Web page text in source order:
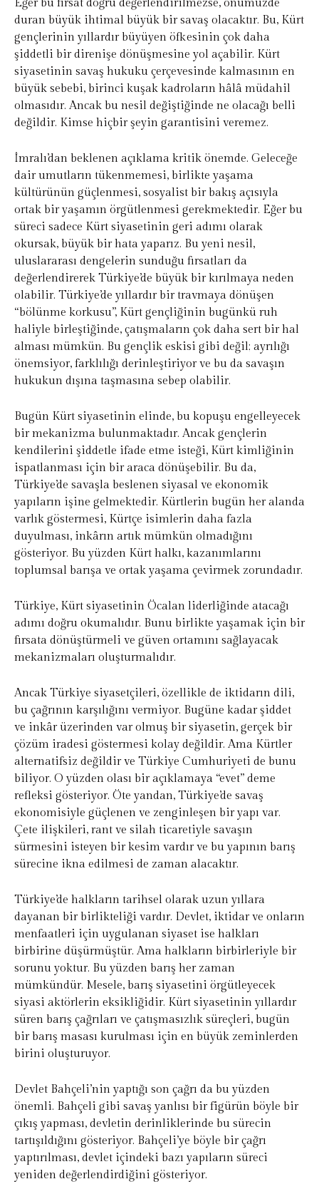
Eğer bu fırsat doğru değerlendirilmezse, önümüzde
duran büyük ihtimal büyük bir savaş olacaktır. Bu, Kürt
gençlerinin yıllardır büyüyen öfkesinin çok daha
şiddetli bir direnişe dönüşmesine yol açabilir. Kürt
siyasetinin savaş hukuku çerçevesinde kalmasının en
büyük sebebi, birinci kuşak kadroların hâlâ müdahil
olmasıdır. Ancak bu nesil değiştiğinde ne olacağı belli
değildir. Kimse hiçbir şeyin garantisini veremez.
İmralı’dan beklenen açıklama kritik önemde. Geleceğe
dair umutların tükenmemesi, birlikte yaşama
kültürünün güçlenmesi, sosyalist bir bakış açısıyla
ortak bir yaşamın örgütlenmesi gerekmektedir. Eğer bu
süreci sadece Kürt siyasetinin geri adımı olarak
okursak, büyük bir hata yaparız. Bu yeni nesil,
uluslararası dengelerin sunduğu fırsatları da
değerlendirerek Türkiye’de büyük bir kırılmaya neden
olabilir. Türkiye’de yıllardır bir travmaya dönüşen
“bölünme korkusu”, Kürt gençliğinin bugünkü ruh
haliyle birleştiğinde, çatışmaların çok daha sert bir hal
alması mümkün. Bu gençlik eskisi gibi değil; ayrılığı
önemsiyor, farklılığı derinleştiriyor ve bu da savaşın
hukukun dışına taşmasına sebep olabilir.
Bugün Kürt siyasetinin elinde, bu kopuşu engelleyecek
bir mekanizma bulunmaktadır. Ancak gençlerin
kendilerini şiddetle ifade etme isteği, Kürt kimliğinin
ispatlanması için bir araca dönüşebilir. Bu da,
Türkiye’de savaşla beslenen siyasal ve ekonomik
yapıların işine gelmektedir. Kürtlerin bugün her alanda
varlık göstermesi, Kürtçe isimlerin daha fazla
duyulması, inkârın artık mümkün olmadığını
gösteriyor. Bu yüzden Kürt halkı, kazanımlarını
toplumsal barışa ve ortak yaşama çevirmek zorundadır.
Türkiye, Kürt siyasetinin Öcalan liderliğinde atacağı
adımı doğru okumalıdır. Bunu birlikte yaşamak için bir
fırsata dönüştürmeli ve güven ortamını sağlayacak
mekanizmaları oluşturmalıdır.
Ancak Türkiye siyasetçileri, özellikle de iktidarın dili,
bu çağrının karşılığını vermiyor. Bugüne kadar şiddet
ve inkâr üzerinden var olmuş bir siyasetin, gerçek bir
çözüm iradesi göstermesi kolay değildir. Ama Kürtler
alternatifsiz değildir ve Türkiye Cumhuriyeti de bunu
biliyor. O yüzden olası bir açıklamaya “evet” deme
refleksi gösteriyor. Öte yandan, Türkiye’de savaş
ekonomisiyle güçlenen ve zenginleşen bir yapı var.
Çete ilişkileri, rant ve silah ticaretiyle savaşın
sürmesini isteyen bir kesim vardır ve bu yapının barış
sürecine ikna edilmesi de zaman alacaktır.
Türkiye’de halkların tarihsel olarak uzun yıllara
dayanan bir birlikteliği vardır. Devlet, iktidar ve onların
menfaatleri için uygulanan siyaset ise halkları
birbirine düşürmüştür. Ama halkların birbirleriyle bir
sorunu yoktur. Bu yüzden barış her zaman
mümkündür. Mesele, barış siyasetini örgütleyecek
siyasi aktörlerin eksikliğidir. Kürt siyasetinin yıllardır
süren barış çağrıları ve çatışmasızlık süreçleri, bugün
bir barış masası kurulması için en büyük zeminlerden
birini oluşturuyor.
Devlet Bahçeli’nin yaptığı son çağrı da bu yüzden
önemli. Bahçeli gibi savaş yanlısı bir figürün böyle bir
çıkış yapması, devletin derinliklerinde bu sürecin
tartışıldığını gösteriyor. Bahçeli’ye böyle bir çağrı
yaptırılması, devlet içindeki bazı yapıların süreci
yeniden değerlendirdiğini gösteriyor.